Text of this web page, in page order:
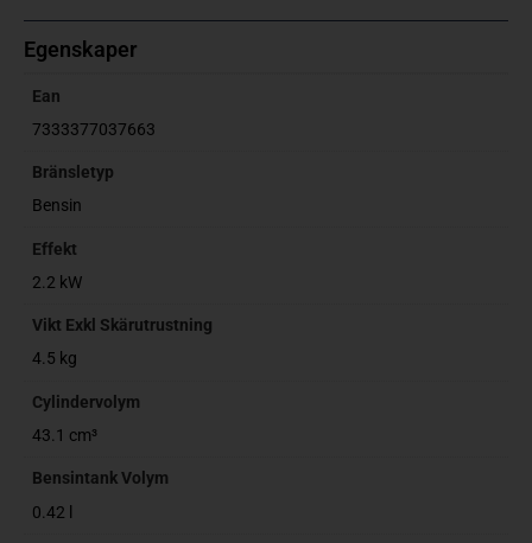
Egenskaper
Ean
7333377037663
Bränsletyp
Bensin
Effekt
2.2 kW
Vikt Exkl Skärutrustning
4.5 kg
Cylindervolym
43.1 cm³
Bensintank Volym
0.42 l